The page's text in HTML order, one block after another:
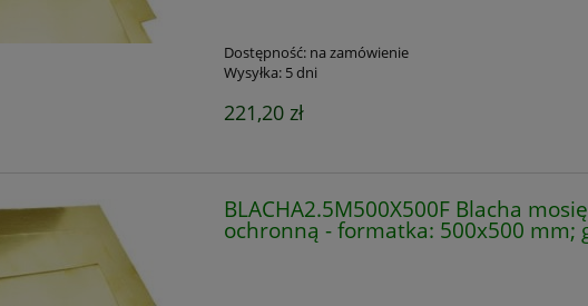
Dostępność: na zamówienie
Wysyłka: 5 dni
221,20 zł
BLACHA2.5M500X500F Blacha
ochronną - formatka: 500x500 mm;